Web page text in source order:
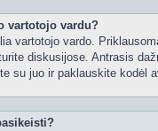
vartotojo vardu?
vartotojo vardo.
diskusijose. Antrasis
su juo ir paklauskite kodėl